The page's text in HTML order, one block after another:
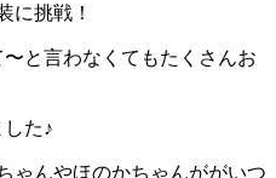
に挑戦！
と言わなくてもたくさんお
た♪
ゃんやほのかちゃんががいつ